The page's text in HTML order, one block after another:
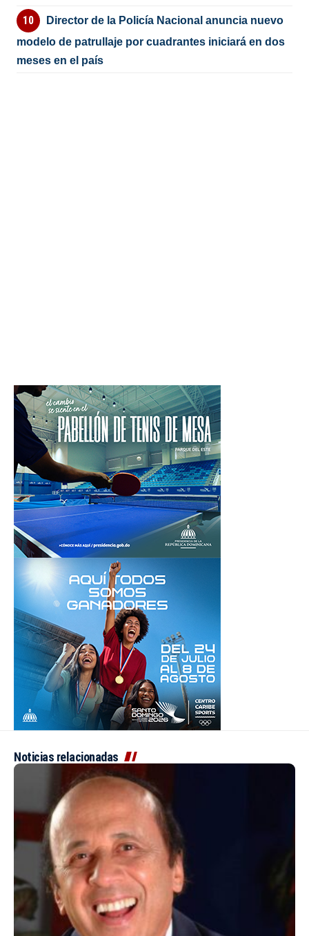
Director de la Policía Nacional anuncia nuevo
modelo de patrullaje por cuadrantes iniciará en dos
meses en el país
Noticias relacionadas